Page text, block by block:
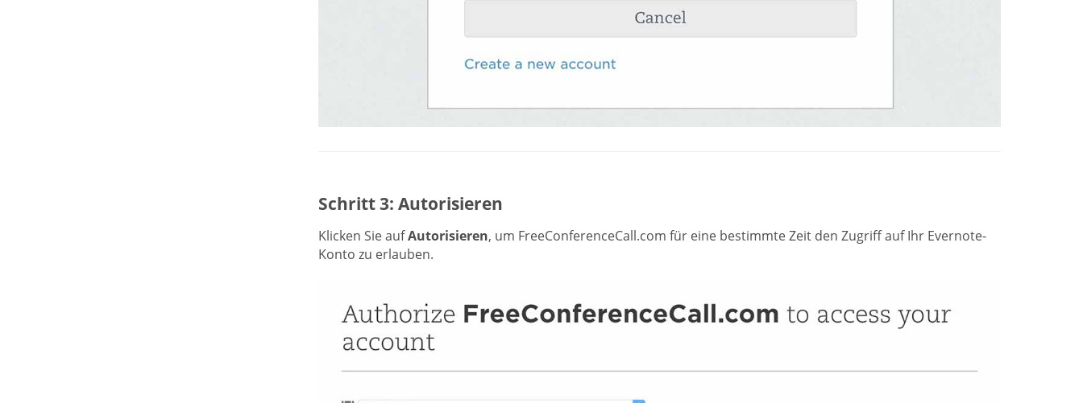
Schritt 3: Autorisieren
Klicken Sie aufAutorisieren, um FreeConferenceCall.com für eine bestimmte Zeit den Zugriff auf Ihr Evernote-
Konto zu erlauben.